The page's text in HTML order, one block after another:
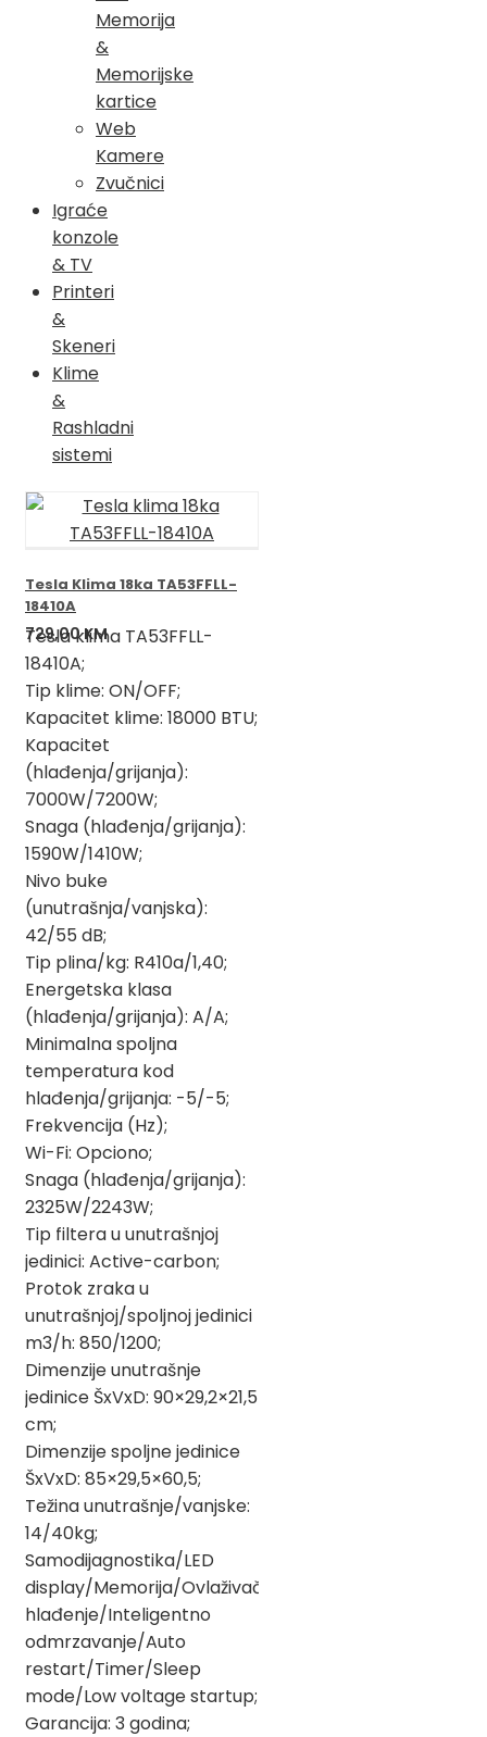
Memorija
&
Memorijske
kartice
Web
Kamere
Zvučnici
Igraće
konzole
& TV
Printeri
&
Skeneri
Klime
&
Rashladni
sistemi
Tesla Klima 18ka TA53FFLL-
18410A
729,00KM
Tesla klima TA53FFLL-
18410A;
Tip klime: ON/OFF;
Kapacitet klime: 18000 BTU;
Kapacitet
(hlađenja/grijanja):
7000W/7200W;
Snaga (hlađenja/grijanja):
1590W/1410W;
Nivo buke
(unutrašnja/vanjska):
42/55 dB;
Tip plina/kg: R410a/1,40;
Energetska klasa
(hlađenja/grijanja): A/A;
Minimalna spoljna
temperatura kod
hlađenja/grijanja: -5/-5;
Frekvencija (Hz);
Wi-Fi: Opciono;
Snaga (hlađenja/grijanja):
2325W/2243W;
Tip filtera u unutrašnjoj
jedinici: Active-carbon;
Protok zraka u
unutrašnjoj/spoljnoj jedinici
m3/h: 850/1200;
Dimenzije unutrašnje
jedinice ŠxVxD: 90×29,2×21,5
cm;
Dimenzije spoljne jedinice
ŠxVxD: 85×29,5×60,5;
Težina unutrašnje/vanjske:
14/40kg;
Samodijagnostika/LED
display/Memorija/Ovlaživač/Turbo
hlađenje/Inteligentno
odmrzavanje/Auto
restart/Timer/Sleep
mode/Low voltage startup;
Garancija: 3 godina;